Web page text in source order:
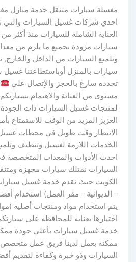
مغسلة سيارات متنقل خدمة منازل
احدي شركات غسيل السيارات
سيارات مزودة بجميع ما يلزم من
وتلميع السيارات من الداخل
سيارات بالمنزل أوباستطاعتنا
تحدده سارع بالحجز والإتصال علي
مستوى من العناية والاهتمام
لمنتجات غسيل السيارات ذات الجودة
العزيز المزيد من الوقت للاستمتاع
الانتظار وقت طويل في محطات
الخدمات اللازمة لغسيل وتنظيف
احدث الأدوات والمعدات
السيارات نمتلك سيارات مجهزة
الكويت حيث نقدم خدمة غسيل
– الديوانية – مقر العمل) استخدام
يتم استخدام مواد ومنتجات أصلية
اختيارها بعناية للمحافظة علي
خدمة غسيل سيارات بأعلي جودة
ممكنة يعمل لدينا فريق عمل
السيارات وذو خبرة وكفاءة لتقديم